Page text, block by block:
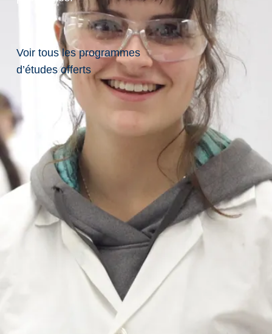
Voir tous les programmes
d’études offerts
chercheur de
la
Laurentienne
reçoit une
subvention
fédérale
pour
intensifier la
lutte contre
coronavirus